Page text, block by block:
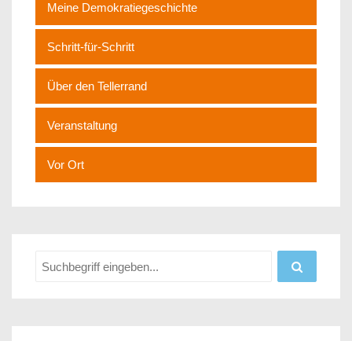
Meine Demokratiegeschichte
Schritt-für-Schritt
Über den Tellerrand
Veranstaltung
Vor Ort